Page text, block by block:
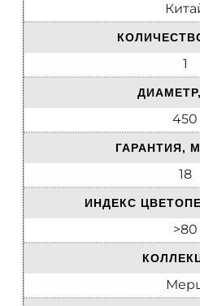
1
450
ГАРАНТИЯ,
18
ИНДЕКС
>80